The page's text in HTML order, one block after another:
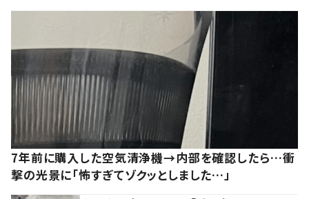
7年前に購入した空気清浄機→内部を確認したら…衝
撃の光景に「怖すぎてゾクッとしました…」